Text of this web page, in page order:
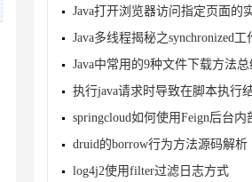
Java打开浏览器访问指定页面的
Java多线程揭秘之synchronized工
Java中常用的9种文件下载方法总
druid的borrow行为方法源码解析
log4j2使用filter过滤日志方式